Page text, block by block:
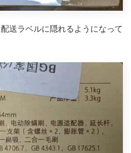
送ラベルに隠れるようになって